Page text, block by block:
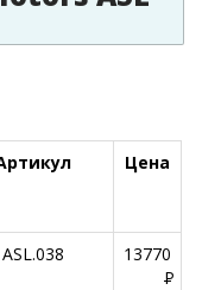
Цена
ASL.038
13770
P